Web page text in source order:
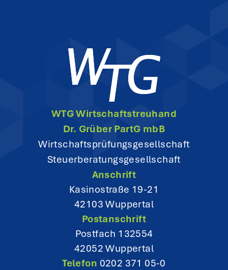
WTG Wirtschaftstreuhand
Dr. Grüber PartG mbB
Wirtschaftsprüfungsgesellschaft
Steuerberatungsgesellschaft
Anschrift
Kasinostraße 19-21
42103 Wuppertal
Postanschrift
Postfach 132554
42052 Wuppertal
Telefon 0202 371 05-0